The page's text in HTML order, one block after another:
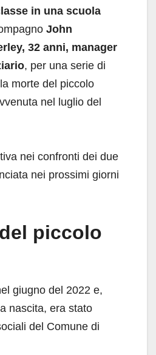
in una scuola
John
32 anni, manager
, per una serie di
morte del piccolo
nel luglio del
nei confronti dei due
nei prossimi giorni
piccolo
giugno del 2022 e,
nascita, era stato
del Comune di